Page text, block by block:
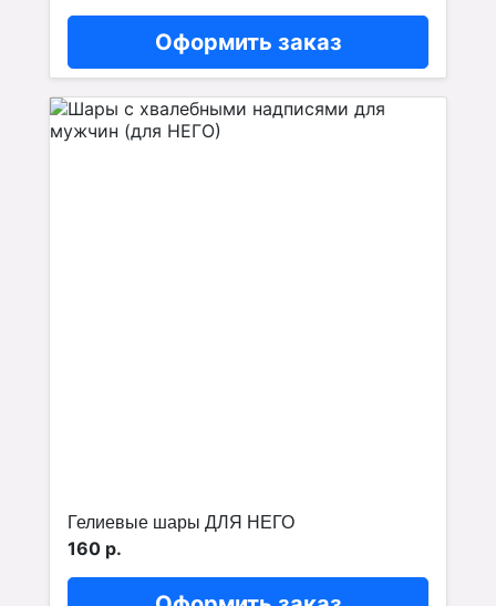
Оформить заказ
Гелиевые шары ДЛЯ НЕГО
160 р.